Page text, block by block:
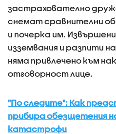
застрахователно
снемат сравнителни
и почерка им.
изземвания и разпити
няма привлечено към
отговорност лице.
"По следите": Как
прибира обезщетения
катастрофи